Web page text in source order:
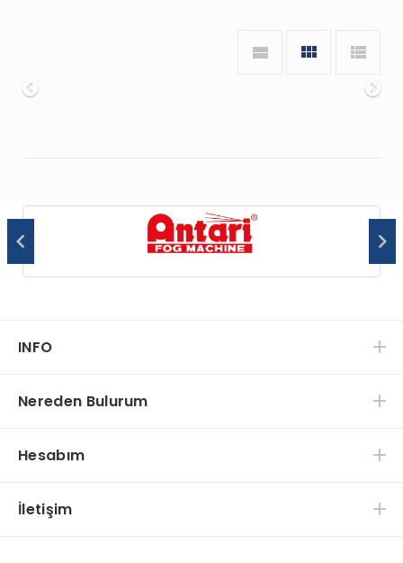
Onceki
INFO
Nereden Bulurum
Hesabım
İletişim